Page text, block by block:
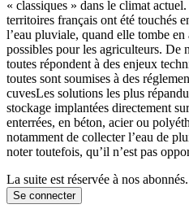
« classiques » dans le climat
territoires français ont été touchés
l’eau pluviale, quand elle tombe en
possibles pour les agriculteurs. De
toutes répondent à des enjeux
toutes sont soumises à des
cuvesLes solutions les plus
stockage implantées directement
enterrées, en béton, acier ou
notamment de collecter l’eau de
noter toutefois, qu’il n’est pas
La suite est réservée à nos abonnés.
Se connecter